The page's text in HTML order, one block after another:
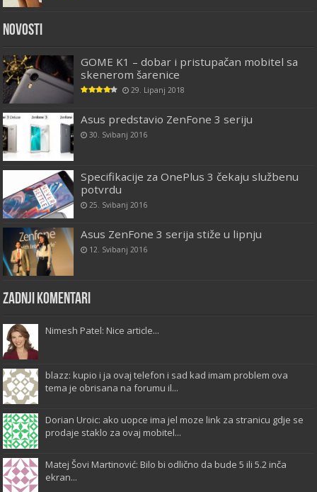
Novosti
GOME K1 – dobar i pristupačan mobitel sa
skenerom šarenice
29. Lipanj 2018
Asus predstavio ZenFone 3 seriju
30. Svibanj 2016
Specifikacije za OnePlus 3 čekaju službenu
potvrdu
25. Svibanj 2016
Asus ZenFone 3 serija stiže u lipnju
12. Svibanj 2016
Zadnji komentari
Nimesh Patel: Nice article...
blazz: kupio i ja ovaj telefon i sad kad imam problem ova
tema je obrisana na forumu il...
Dorian Uroic: ako uopce ima jel moze link za stranicu gdje se
prodaje staklo za ovaj mobitel...
Matej Šovi Martinović: Bilo bi odlično da bude 5 ili 5.2 inča
ekran...